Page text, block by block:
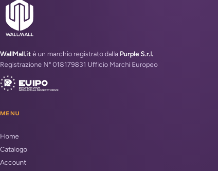
WallMall.it è un marchio registrato dalla Purple S.r.l.
Registrazione N° 018179831 Ufficio Marchi Europeo
MENU
Home
Catalogo
Account